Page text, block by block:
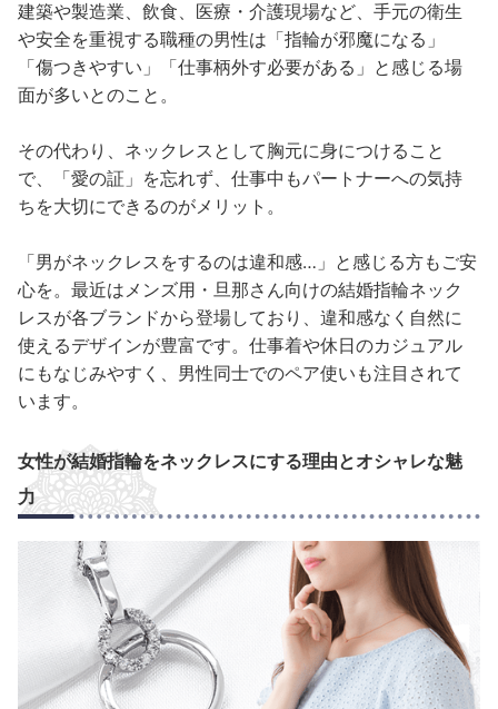
建築や製造業、飲食、医療・介護現場など、手元の衛生
や安全を重視する職種の男性は「指輪が邪魔になる」
「傷つきやすい」「仕事柄外す必要がある」と感じる場
面が多いとのこと。
その代わり、ネックレスとして胸元に身につけること
で、「愛の証」を忘れず、仕事中もパートナーへの気持
ちを大切にできるのがメリット。
「男がネックレスをするのは違和感…」と感じる方もご安
心を。最近はメンズ用・旦那さん向けの結婚指輪ネック
レスが各ブランドから登場しており、違和感なく自然に
使えるデザインが豊富です。仕事着や休日のカジュアル
にもなじみやすく、男性同士でのペア使いも注目されて
います。
女性が結婚指輪をネックレスにする理由とオシャレな魅
力